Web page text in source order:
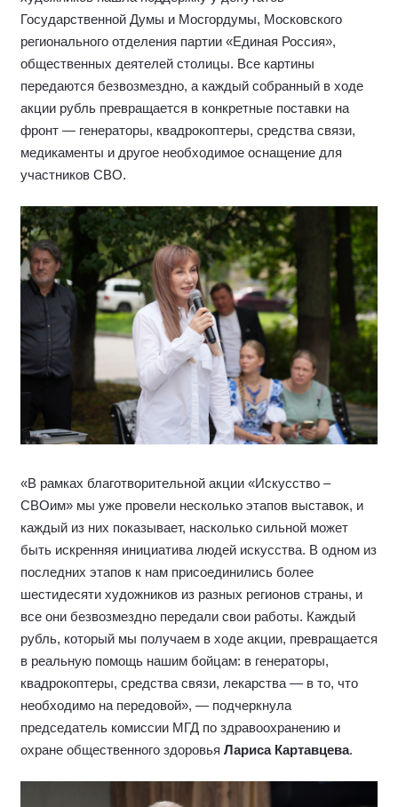
Государственной Думы и Мосгордумы, Московского
регионального отделения партии «Единая Россия»,
общественных деятелей столицы. Все картины
передаются безвозмездно, а каждый собранный в ходе
акции рубль превращается в конкретные поставки на
фронт — генераторы, квадрокоптеры, средства связи,
медикаменты и другое необходимое оснащение для
участников СВО.
«В рамках благотворительной акции «Искусство –
СВОим» мы уже провели несколько этапов выставок, и
каждый из них показывает, насколько сильной может
быть искренняя инициатива людей искусства. В одном из
последних этапов к нам присоединились более
шестидесяти художников из разных регионов страны, и
все они безвозмездно передали свои работы. Каждый
рубль, который мы получаем в ходе акции, превращается
в реальную помощь нашим бойцам: в генераторы,
квадрокоптеры, средства связи, лекарства — в то, что
необходимо на передовой», — подчеркнула
председатель комиссии МГД по здравоохранению и
охране общественного здоровья Лариса Картавцева.